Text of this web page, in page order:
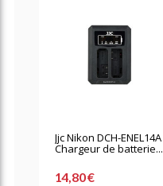
Jjc Nikon DCH-ENEL14A
Chargeur de batterie...
14,80 €